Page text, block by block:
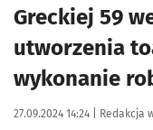
Greckiej 59
utworzenia
wykonanie
Data publikacji:
27.09.2024 14:24 | Autor:
Redakcja